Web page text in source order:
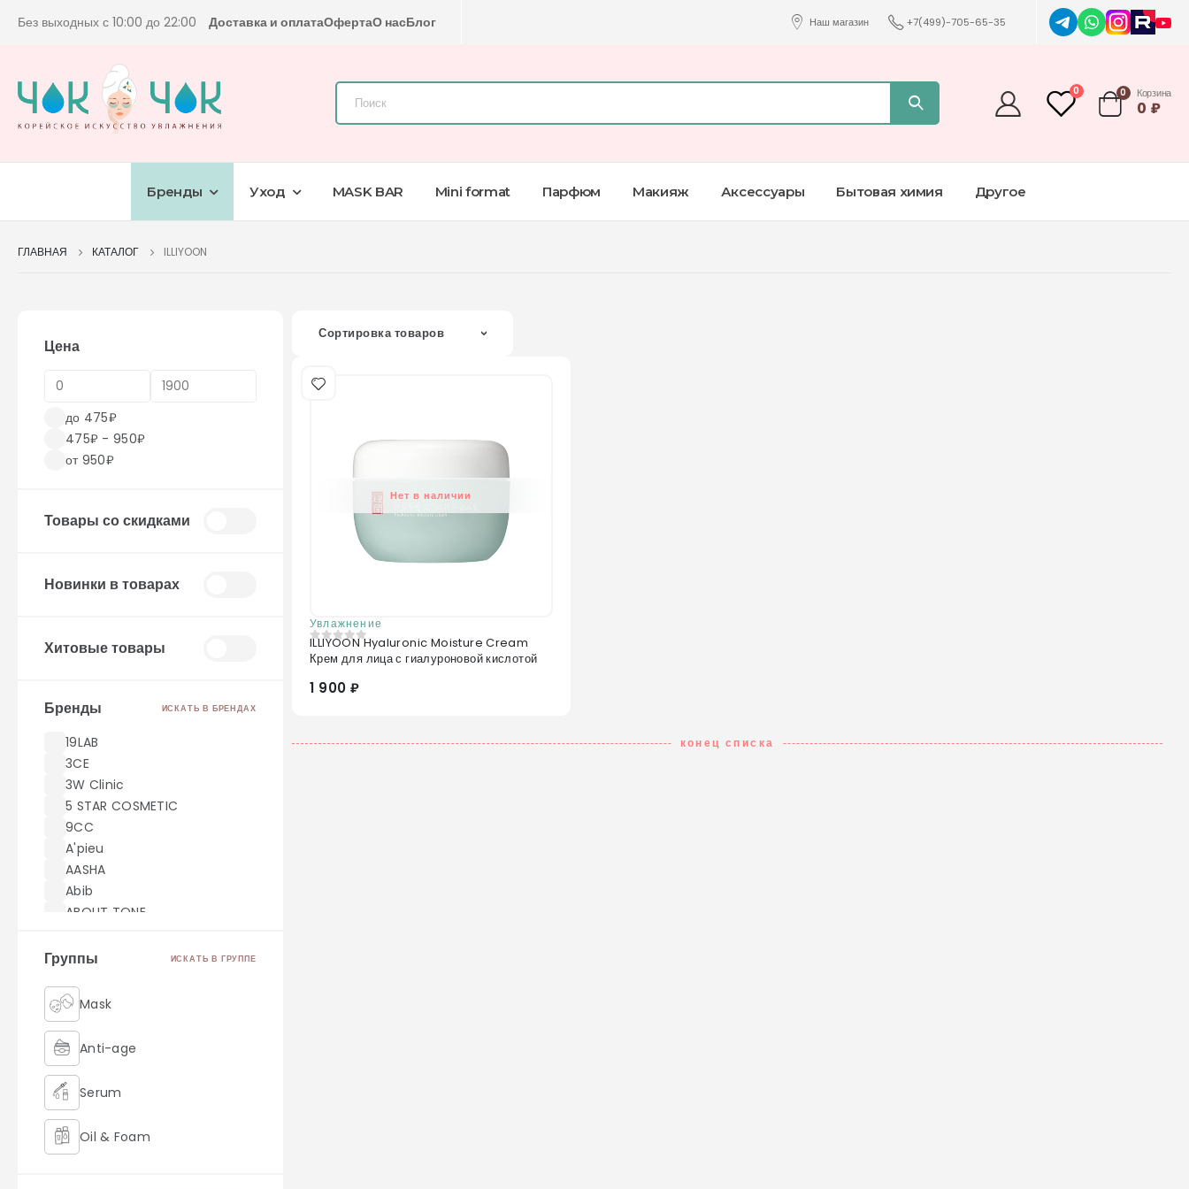
Без выходных с 10:00 до 22:00 Доставка и оплатаОфертаО насБлог Наш магазин +7(499)-705-65-35
0 0 Корзина
0 ₽
Бренды Уход MASK BAR Mini format Парфюм Макияж Аксессуары Бытовая химия Другое
ГЛАВНАЯ КАТАЛОГ ILLIYOON
Сортировка товаров
Нет в наличии
Увлажнение
0из 5
ILLIYOON Hyaluronic Moisture Cream
Крем для лица с гиалуроновой кислотой
1 900 ₽
конец списка
Цена
до 475₽
475₽ - 950₽
от 950₽
Товары со скидками
Новинки в товарах
Хитовые товары
Бренды ИСКАТЬ В БРЕНДАХ
19LAB
3CE
3W Clinic
5 STAR COSMETIC
9CC
A'pieu
AASHA
Abib
ABOUT TONE
AEKYUNG
AICHUN BEAUTY
Akei Derma
AMILL
amoreface
AMOREPACIFIC
AMUSE
Angel Key
Anjo
Группы ИСКАТЬ В ГРУППЕ
Mask
Anti-age
Serum
Oil & Foam